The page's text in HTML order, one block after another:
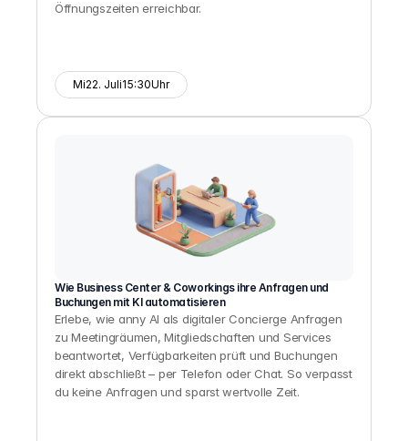
Öffnungszeiten erreichbar.
Mi22. Juli15:30Uhr
Wie Business Center & Coworkings ihre Anfragen und
Buchungen mit KI automatisieren
Erlebe, wie anny AI als digitaler Concierge Anfragen
zu Meetingräumen, Mitgliedschaften und Services
beantwortet, Verfügbarkeiten prüft und Buchungen
direkt abschließt – per Telefon oder Chat. So verpasst
du keine Anfragen und sparst wertvolle Zeit.